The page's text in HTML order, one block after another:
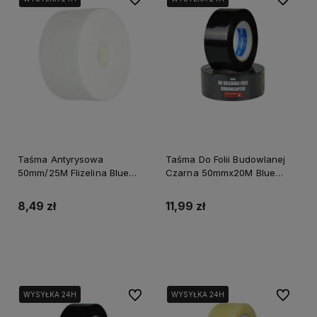
Taśma Antyrysowa
50mm/25M Flizelina Blue
8,49 zł
Taśma Do Folii Budowlanej
Czarna 50mmx20M Blue
11,99 zł
WYSYŁKA 24H
WYSYŁKA 24H Do ulubionychWYSYŁKA 24H
WYSYŁKA 24H Do